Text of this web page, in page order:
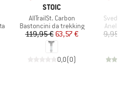
MARCHIO
STOIC
Articolo
AllTrailSt. Carbon
Gruppo di prodotti
Bastoncini da trekking
Prezzo
119,95 €Prezzo ridotto
63,57 €
0,0(0)
9,95